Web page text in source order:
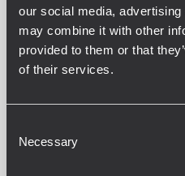
our social media,
may combine it with other
provided to them or that
of their services.
Selection
Necessary
L-PAD 24CX
CONSOLA DE MEZCLA DE 24
CON EFECTOS
18 entradas MICRO/LÍNEA, 4
ESTÉREO
único control (c.1-c8)
presets